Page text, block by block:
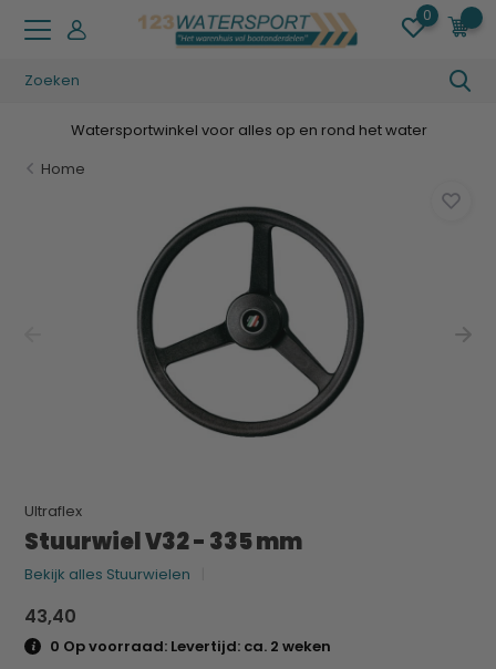
0
Watersportwinkel voor alles op en rond het water
Home
Ultraflex
Stuurwiel V32 - 335 mm
Bekijk alles Stuurwielen
43,40
0 Op voorraad: Levertijd: ca. 2 weken